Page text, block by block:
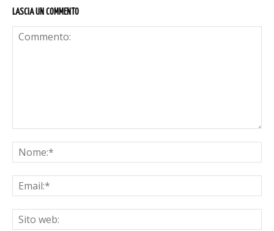
LASCIA UN COMMENTO